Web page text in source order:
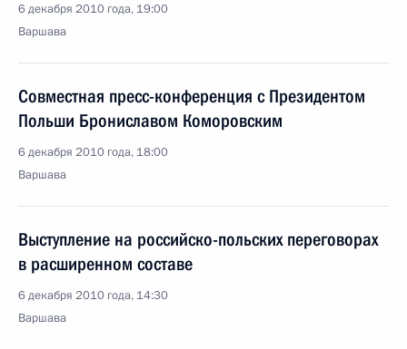
6 декабря 2010 года, 19:00
Варшава
Совместная пресс-конференция с Президентом
Польши Брониславом Коморовским
6 декабря 2010 года, 18:00
Варшава
Выступление на российско-польских переговорах
в расширенном составе
6 декабря 2010 года, 14:30
Варшава